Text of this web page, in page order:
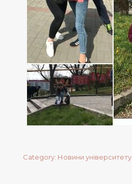
Category: Новини університету